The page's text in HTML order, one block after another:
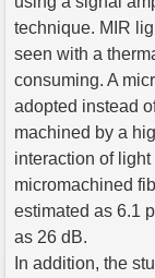
technique. MIR
seen with a
consuming. A
adopted instead
machined by a
interaction of
micromachined
estimated as 6.1
as 26 dB.
In addition, the